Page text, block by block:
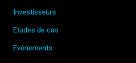
Investisseurs
Etudes de cas
Evénements